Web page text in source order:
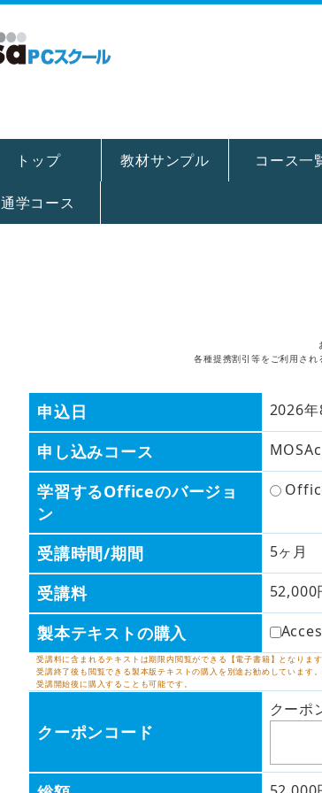
トップ 教材サンプル コース一
通学コース
各種提携割引等をご利用さ
申込日 2026年
申し込みコース
学習するOfficeのバージョ
ン
受講時間/期間 5ヶ月
受講料 52,000
製本テキストの購入
受講料に含まれるテキストは期限内閲覧ができる【電子書籍】となります
受講終了後も閲覧できる製本版テキストの購入を別途お勧めしています。
受講開始後に購入することも可能です。
クーポンコード
クーポ